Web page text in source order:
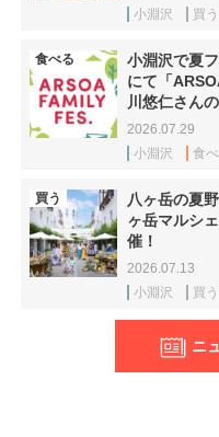
小淵沢
買う
食べる
小淵沢で夏
にて「
川悠仁さん
2026.07.29
小淵沢
食
買う
八ヶ岳の夏
ヶ岳マルシ
催！
2026.07.13
小淵沢
買う
ニ